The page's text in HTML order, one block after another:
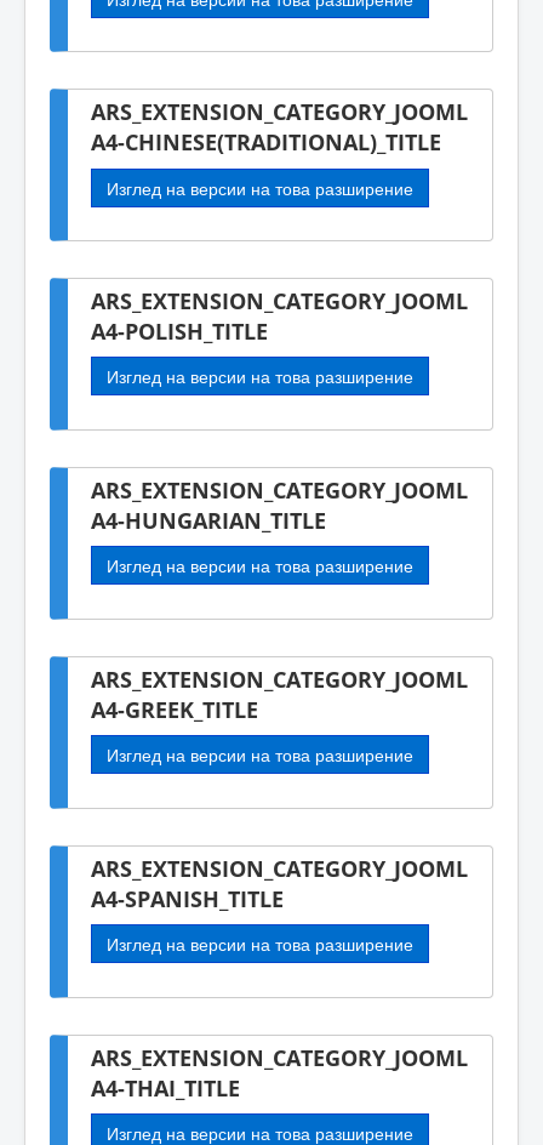
ARS_EXTENSION_CATEGORY_JOOML
A4-CHINESE(TRADITIONAL)_TITLE
Изглед на версии на това разширение
ARS_EXTENSION_CATEGORY_JOOML
A4-POLISH_TITLE
Изглед на версии на това разширение
ARS_EXTENSION_CATEGORY_JOOML
A4-HUNGARIAN_TITLE
Изглед на версии на това разширение
ARS_EXTENSION_CATEGORY_JOOML
A4-GREEK_TITLE
Изглед на версии на това разширение
ARS_EXTENSION_CATEGORY_JOOML
A4-SPANISH_TITLE
Изглед на версии на това разширение
ARS_EXTENSION_CATEGORY_JOOML
A4-THAI_TITLE
Изглед на версии на това разширение